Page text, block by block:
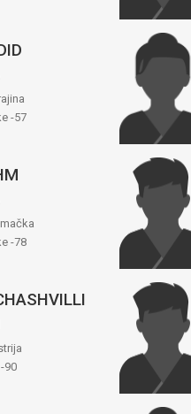
-57
-78
90